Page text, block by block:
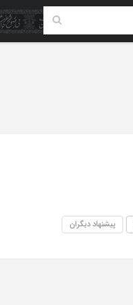
پیشنهاد دیگران